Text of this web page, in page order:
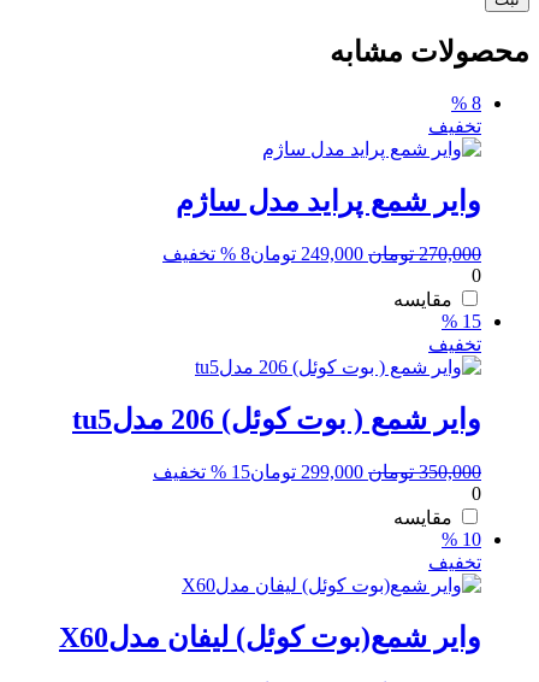
محصولات مشابه
8 %
تخفیف
وایر شمع پراید مدل ساژم
270,000 تومان قیمت
249,000 تومان8 % تخفیف
0
مقایسه
15 %
تخفیف
وایر شمع ( بوت کوئل) 206 مدلtu5
350,000 تومان قیمت
299,000 تومان15 % تخفیف
0
مقایسه
10 %
تخفیف
وایر شمع(بوت کوئل) لیفان مدلX60